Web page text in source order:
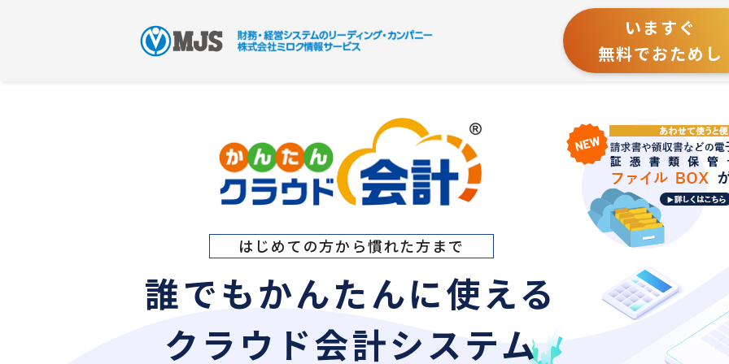
いますぐ
無料でおためし
はじめての方から慣れた方まで
誰でもかんたんに使える
クラウド会計システム